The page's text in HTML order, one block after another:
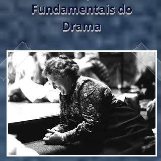
Fundamentais do
Drama